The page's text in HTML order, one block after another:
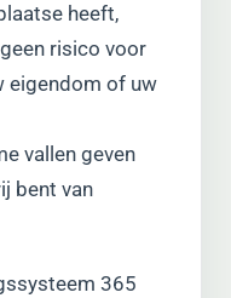
heeft,
risico voor
eigendom of uw
vallen geven
bent van
365